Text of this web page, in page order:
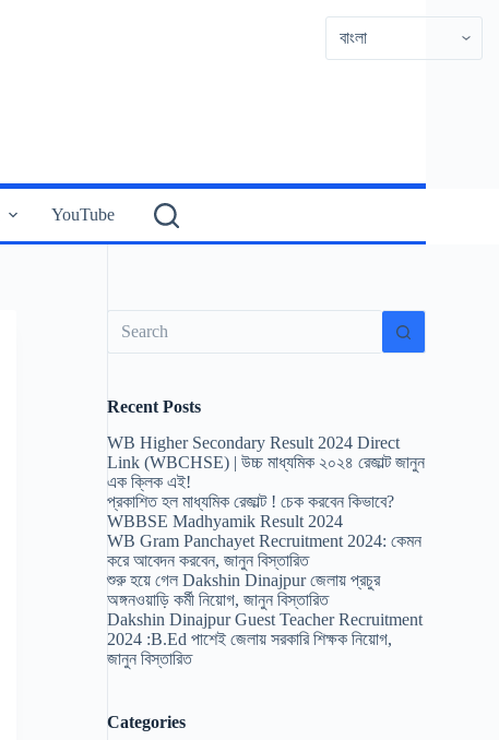
YouTube
results
Recent Posts
WB Higher Secondary Result 2024 Direct
Link (WBCHSE) | উচ্চ মাধ্যমিক ২০২৪ রেজাল্ট জানুন
এক ক্লিক এই!
প্রকাশিত হল মাধ্যমিক রেজাল্ট ! চেক করবেন কিভাবে?
WBBSE Madhyamik Result 2024
WB Gram Panchayet Recruitment 2024: কেমন
করে আবেদন করবেন, জানুন বিস্তারিত
শুরু হয়ে গেল Dakshin Dinajpur জেলায় প্রচুর
অঙ্গনওয়াড়ি কর্মী নিয়োগ, জানুন বিস্তারিত
Dakshin Dinajpur Guest Teacher Recruitment
2024 :B.Ed পাশেই জেলায় সরকারি শিক্ষক নিয়োগ,
জানুন বিস্তারিত
Categories